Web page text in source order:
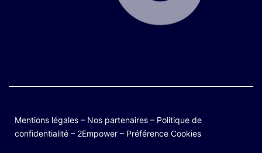
Mentions légales – Nos partenaires – Politique de
confidentialité – 2Empower – Préférence Cookies